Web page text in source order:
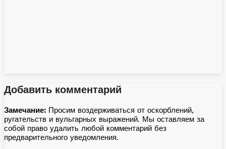
Добавить комментарий
Замечание: Просим воздерживаться от оскорблений,
ругательств и вульгарных выражений. Мы оставляем за
собой право удалить любой комментарий без
предварительного уведомления.